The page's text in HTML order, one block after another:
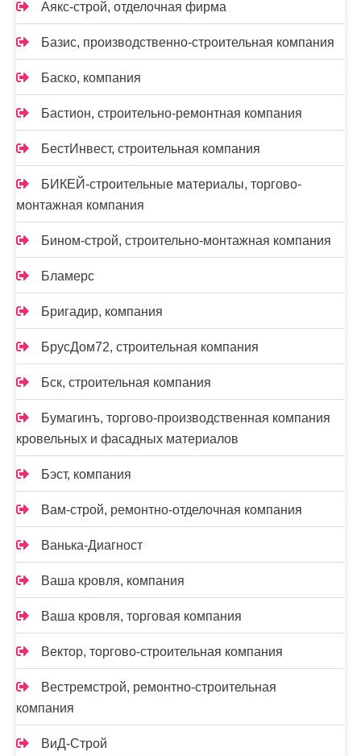
Аякс-строй, отделочная фирма
Базис, производственно-строительная компания
Баско, компания
Бастион, строительно-ремонтная компания
БестИнвест, строительная компания
БИКЕЙ-строительные материалы, торгово-
монтажная компания
Бином-строй, строительно-монтажная компания
Бламерс
Бригадир, компания
БрусДом72, строительная компания
Бск, строительная компания
Бумагинъ, торгово-производственная компания
кровельных и фасадных материалов
Бэст, компания
Вам-cтрой, ремонтно-отделочная компания
Ванька-Диагност
Ваша кровля, компания
Ваша кровля, торговая компания
Вектор, торгово-строительная компания
Вестремстрой, ремонтно-строительная
компания
ВиД-Строй